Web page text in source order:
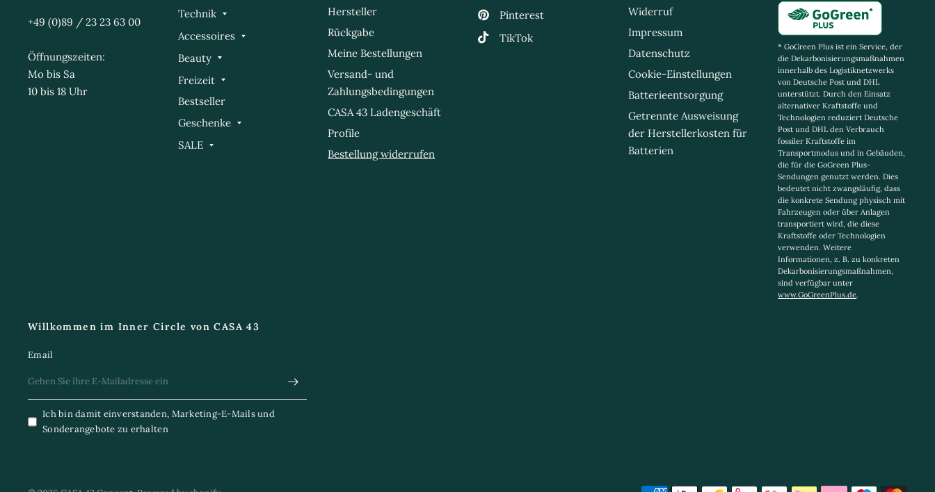
+49 (0)89 / 23 23 63 00
Öffnungszeiten:
Mo bis Sa
10 bis 18 Uhr
Technik
Accessoires
Beauty
Freizeit
Bestseller
Geschenke
SALE
Hersteller
Rückgabe
Meine Bestellungen
Versand- und
Zahlungsbedingungen
CASA 43 Ladengeschäft
Profile
Bestellung widerrufen
Pinterest
TikTok
Widerruf
Impressum
Datenschutz
Cookie-Einstellungen
Batterieentsorgung
Getrennte Ausweisung
der Herstellerkosten für
Batterien
* GoGreen Plus ist ein Service, der
die Dekarbonisierungsmaßnahmen
innerhalb des Logistiknetzwerks
von Deutsche Post und DHL
unterstützt. Durch den Einsatz
alternativer Kraftstoffe und
Technologien reduziert Deutsche
Post und DHL den Verbrauch
fossiler Kraftstoffe im
Transportmodus und in Gebäuden,
die für die GoGreen Plus-
Sendungen genutzt werden. Dies
bedeutet nicht zwangsläufig, dass
die konkrete Sendung physisch mit
Fahrzeugen oder über Anlagen
transportiert wird, die diese
Kraftstoffe oder Technologien
verwenden. Weitere
Informationen, z. B. zu konkreten
Dekarbonisierungsmaßnahmen,
sind verfügbar unter
www.GoGreenPlus.de.
Willkommen im Inner Circle von CASA 43
Email
Ich bin damit einverstanden, Marketing-E-Mails und
Sonderangebote zu erhalten